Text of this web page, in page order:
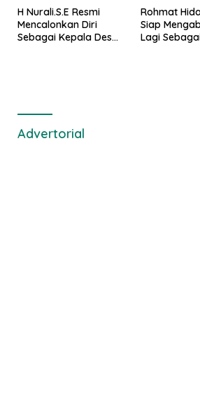
H Nurali.S.E Resmi
Mencalonkan Diri
Sebagai Kepala Desa
Rohmat
Siap
Lagi
Advertorial